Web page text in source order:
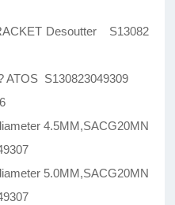
Desoutter S13082
ATOS S130823049309
4.5MM,SACG20MN
5.0MM,SACG20MN